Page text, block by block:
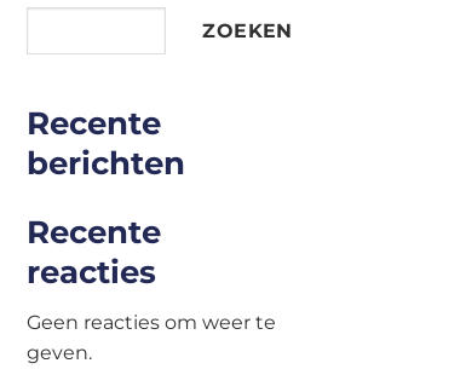
ZOEKEN
Recente
berichten
Recente
reacties
Geen reacties om weer te
geven.